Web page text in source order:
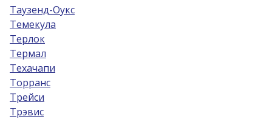
Таузенд-Оукс
Темекула
Терлок
Термал
Техачапи
Торранс
Трейси
Трэвис